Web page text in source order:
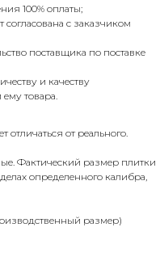
100% оплаты;
с заказчиком
поставщика по поставке
и качеству
товара.
от реального.
Фактический размер плитки
определенного калибра,
размер)